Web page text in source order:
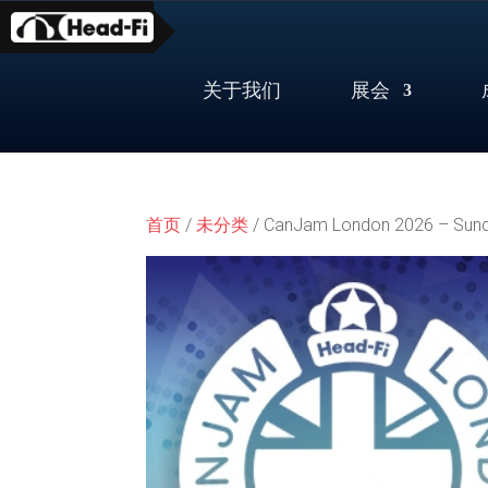
Skip
content
关于我们 展会
首页 /未分类 / CanJam London 2026 –